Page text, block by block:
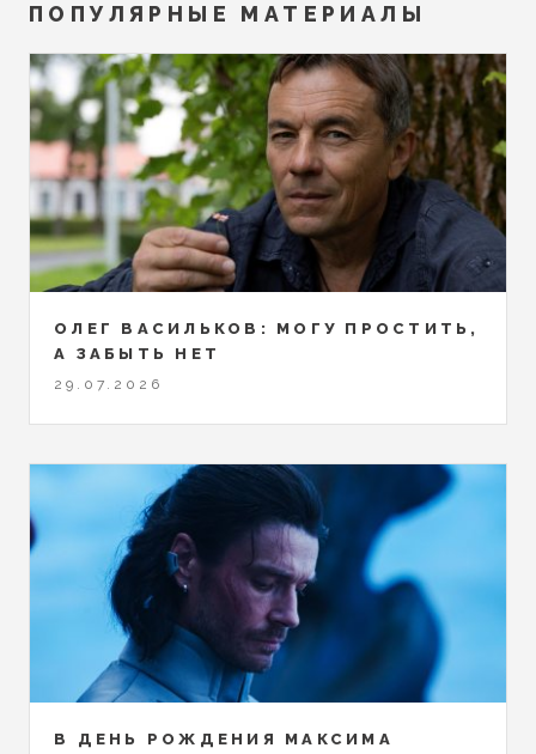
ПОПУЛЯРНЫЕ МАТЕРИАЛЫ
ОЛЕГ ВАСИЛЬКОВ: МОГУ ПРОСТИТЬ,
А ЗАБЫТЬ НЕТ
29.07.2026
В ДЕНЬ РОЖДЕНИЯ МАКСИМА